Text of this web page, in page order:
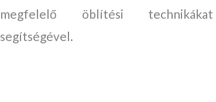
megfelelő öblítési
segítségével.